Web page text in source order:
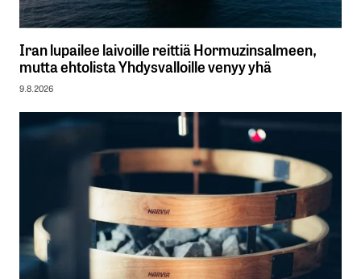
Iran lupailee laivoille reittiä Hormuzinsalmeen,
mutta ehtolista Yhdysvalloille venyy yhä
9.8.2026